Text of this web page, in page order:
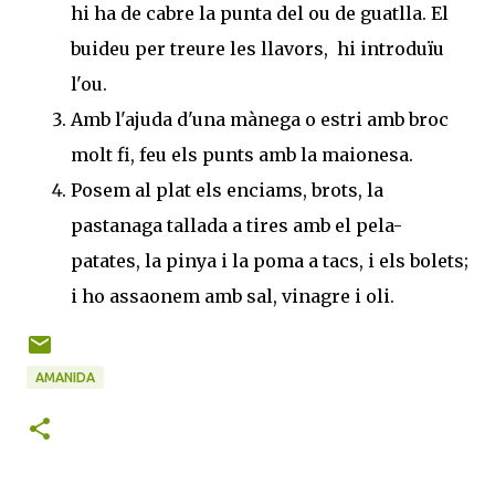
hi ha de cabre la punta del ou de guatlla. El
buideu per treure les llavors, hi introduïu
l'ou.
Amb l'ajuda d'una mànega o estri amb broc
molt fi, feu els punts amb la maionesa.
Posem al plat els enciams, brots, la
pastanaga tallada a tires amb el pela-
patates, la pinya i la poma a tacs, i els bolets;
i ho assaonem amb sal, vinagre i oli.
AMANIDA